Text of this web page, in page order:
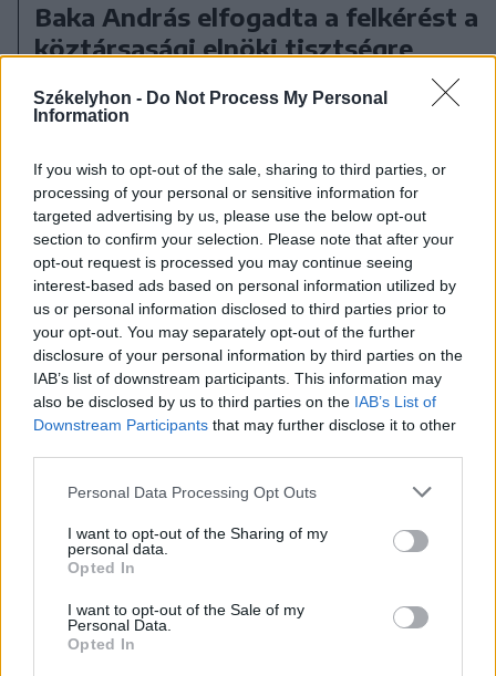
Székelyhon - Do Not Process My Personal
Information
If you wish to opt-out of the sale, sharing to third parties, or
processing of your personal or sensitive information for
targeted advertising by us, please use the below opt-out
section to confirm your selection. Please note that after your
opt-out request is processed you may continue seeing
interest-based ads based on personal information utilized by
us or personal information disclosed to third parties prior to
your opt-out. You may separately opt-out of the further
disclosure of your personal information by third parties on the
IAB’s list of downstream participants. This information may
also be disclosed by us to third parties on the IAB’s List of
Downstream Participants that may further disclose it to other
Personal Data Processing Opt Outs
I want to opt-out of the Sharing of my
personal data.
Opted In
I want to opt-out of the Sale of my
Personal Data.
Opted In
Baka András elfogadta a felkérést a
köztársasági elnöki tisztségre
2026. augusztus 08., szombat
Románia irányából érkező ukrán
csalidrón robbant fel Bulgáriában –